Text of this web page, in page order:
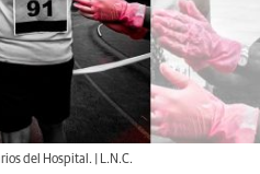
del Hospital. | L.N.C.